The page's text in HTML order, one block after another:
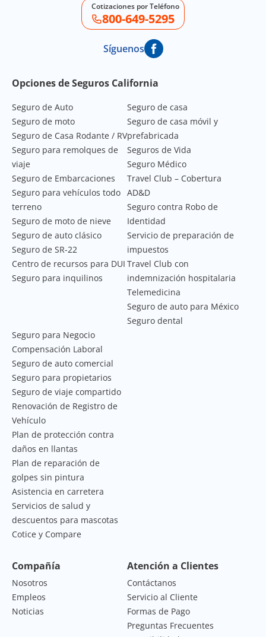
Cotizaciones por Teléfono
800-649-5295
Síguenos
Footer Navigation
Opciones de Seguros California
Seguro de Auto
Seguro de moto
Seguro de Casa Rodante / RV
Seguro para remolques de
viaje
Seguro de Embarcaciones
Seguro para vehículos todo
terreno
Seguro de moto de nieve
Seguro de auto clásico
Seguro de SR-22
Centro de recursos para DUI
Seguro para inquilinos
Seguro de casa
Seguro de casa móvil y
prefabricada
Seguros de Vida
Seguro Médico
Travel Club – Cobertura
AD&D
Seguro contra Robo de
Identidad
Servicio de preparación de
impuestos
Travel Club con
indemnización hospitalaria
Telemedicina
Seguro de auto para México
Seguro dental
Seguro para Negocio
Compensación Laboral
Seguro de auto comercial
Seguro para propietarios
Seguro de viaje compartido
Renovación de Registro de
Vehículo
Plan de protección contra
daños en llantas
Plan de reparación de
golpes sin pintura
Asistencia en carretera
Servicios de salud y
descuentos para mascotas
Cotice y Compare
Compañía
Nosotros
Empleos
Noticias
Atención a Clientes
Contáctanos
Servicio al Cliente
Formas de Pago
Preguntas Frecuentes